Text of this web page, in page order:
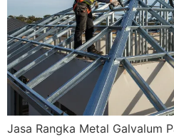
Jasa Rangka Metal Galvalum